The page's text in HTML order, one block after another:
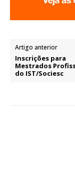
Artigo anterior
Inscrições para
Mestrados
do IST/Sociesc